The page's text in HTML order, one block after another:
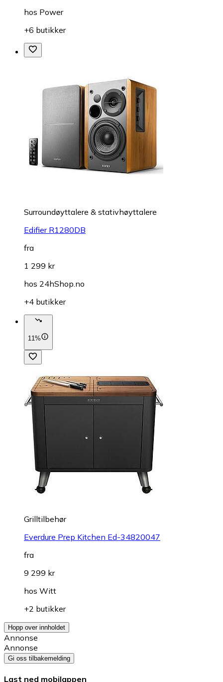
hos Power
+6 butikker
Surroundøyttalere & stativhøyttalere
Edifier R1280DB
fra
1 299 kr
hos 24hShop.no
+4 butikker
11%
Grilltilbehør
Everdure Prep Kitchen Ed-34820047
fra
9 299 kr
hos Witt
+2 butikker
Hopp over innholdet
Annonse
Annonse
Gi oss tilbakemelding
Last ned mobilappen